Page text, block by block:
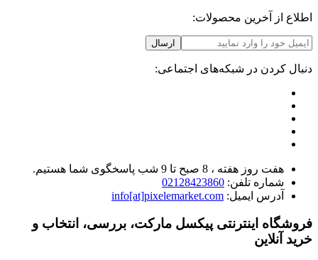
اطلاع از آخرین محصولات:
ارسال
دنبال کردن در شبکه‌های اجتماعی:
هفت روز هفته ، 8 صبح تا 9 شب پاسخگوی شما هستیم.
شماره تلفن: 02128423860
آدرس ایمیل: info[at]pixelemarket.com
فروشگاه اینترنتی پیکسل مارکت، بررسی، انتخاب و
خرید آنلاین